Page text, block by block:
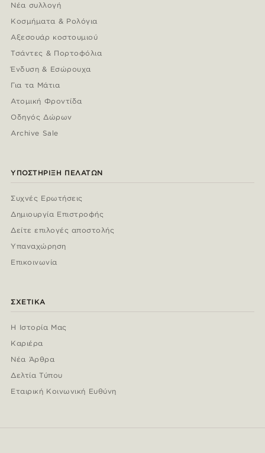
Νέα συλλογή
Κοσμήματα & Ρολόγια
Αξεσουάρ κοστουμιού
Τσάντες & Πορτοφόλια
Ένδυση & Εσώρουχα
Για τα Μάτια
Ατομική Φροντίδα
Οδηγός Δώρων
Archive Sale
ΥΠΟΣΤΉΡΙΞΗ ΠΕΛΑΤΏΝ
Συχνές Ερωτήσεις
Δημιουργία Επιστροφής
Δείτε επιλογές αποστολής
Υπαναχώρηση
Επικοινωνία
ΣΧΕΤΙΚΆ
Η Ιστορία Μας
Καριέρα
Νέα Άρθρα
Δελτία Τύπου
Εταιρική Κοινωνική Ευθύνη